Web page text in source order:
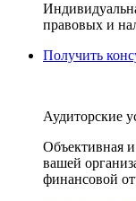
правовых и
Получить
Аудиторские
Объективная и
вашей
финансовой